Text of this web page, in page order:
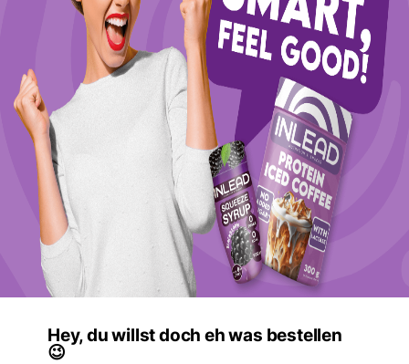
Hey, du willst doch eh was bestellen
😉